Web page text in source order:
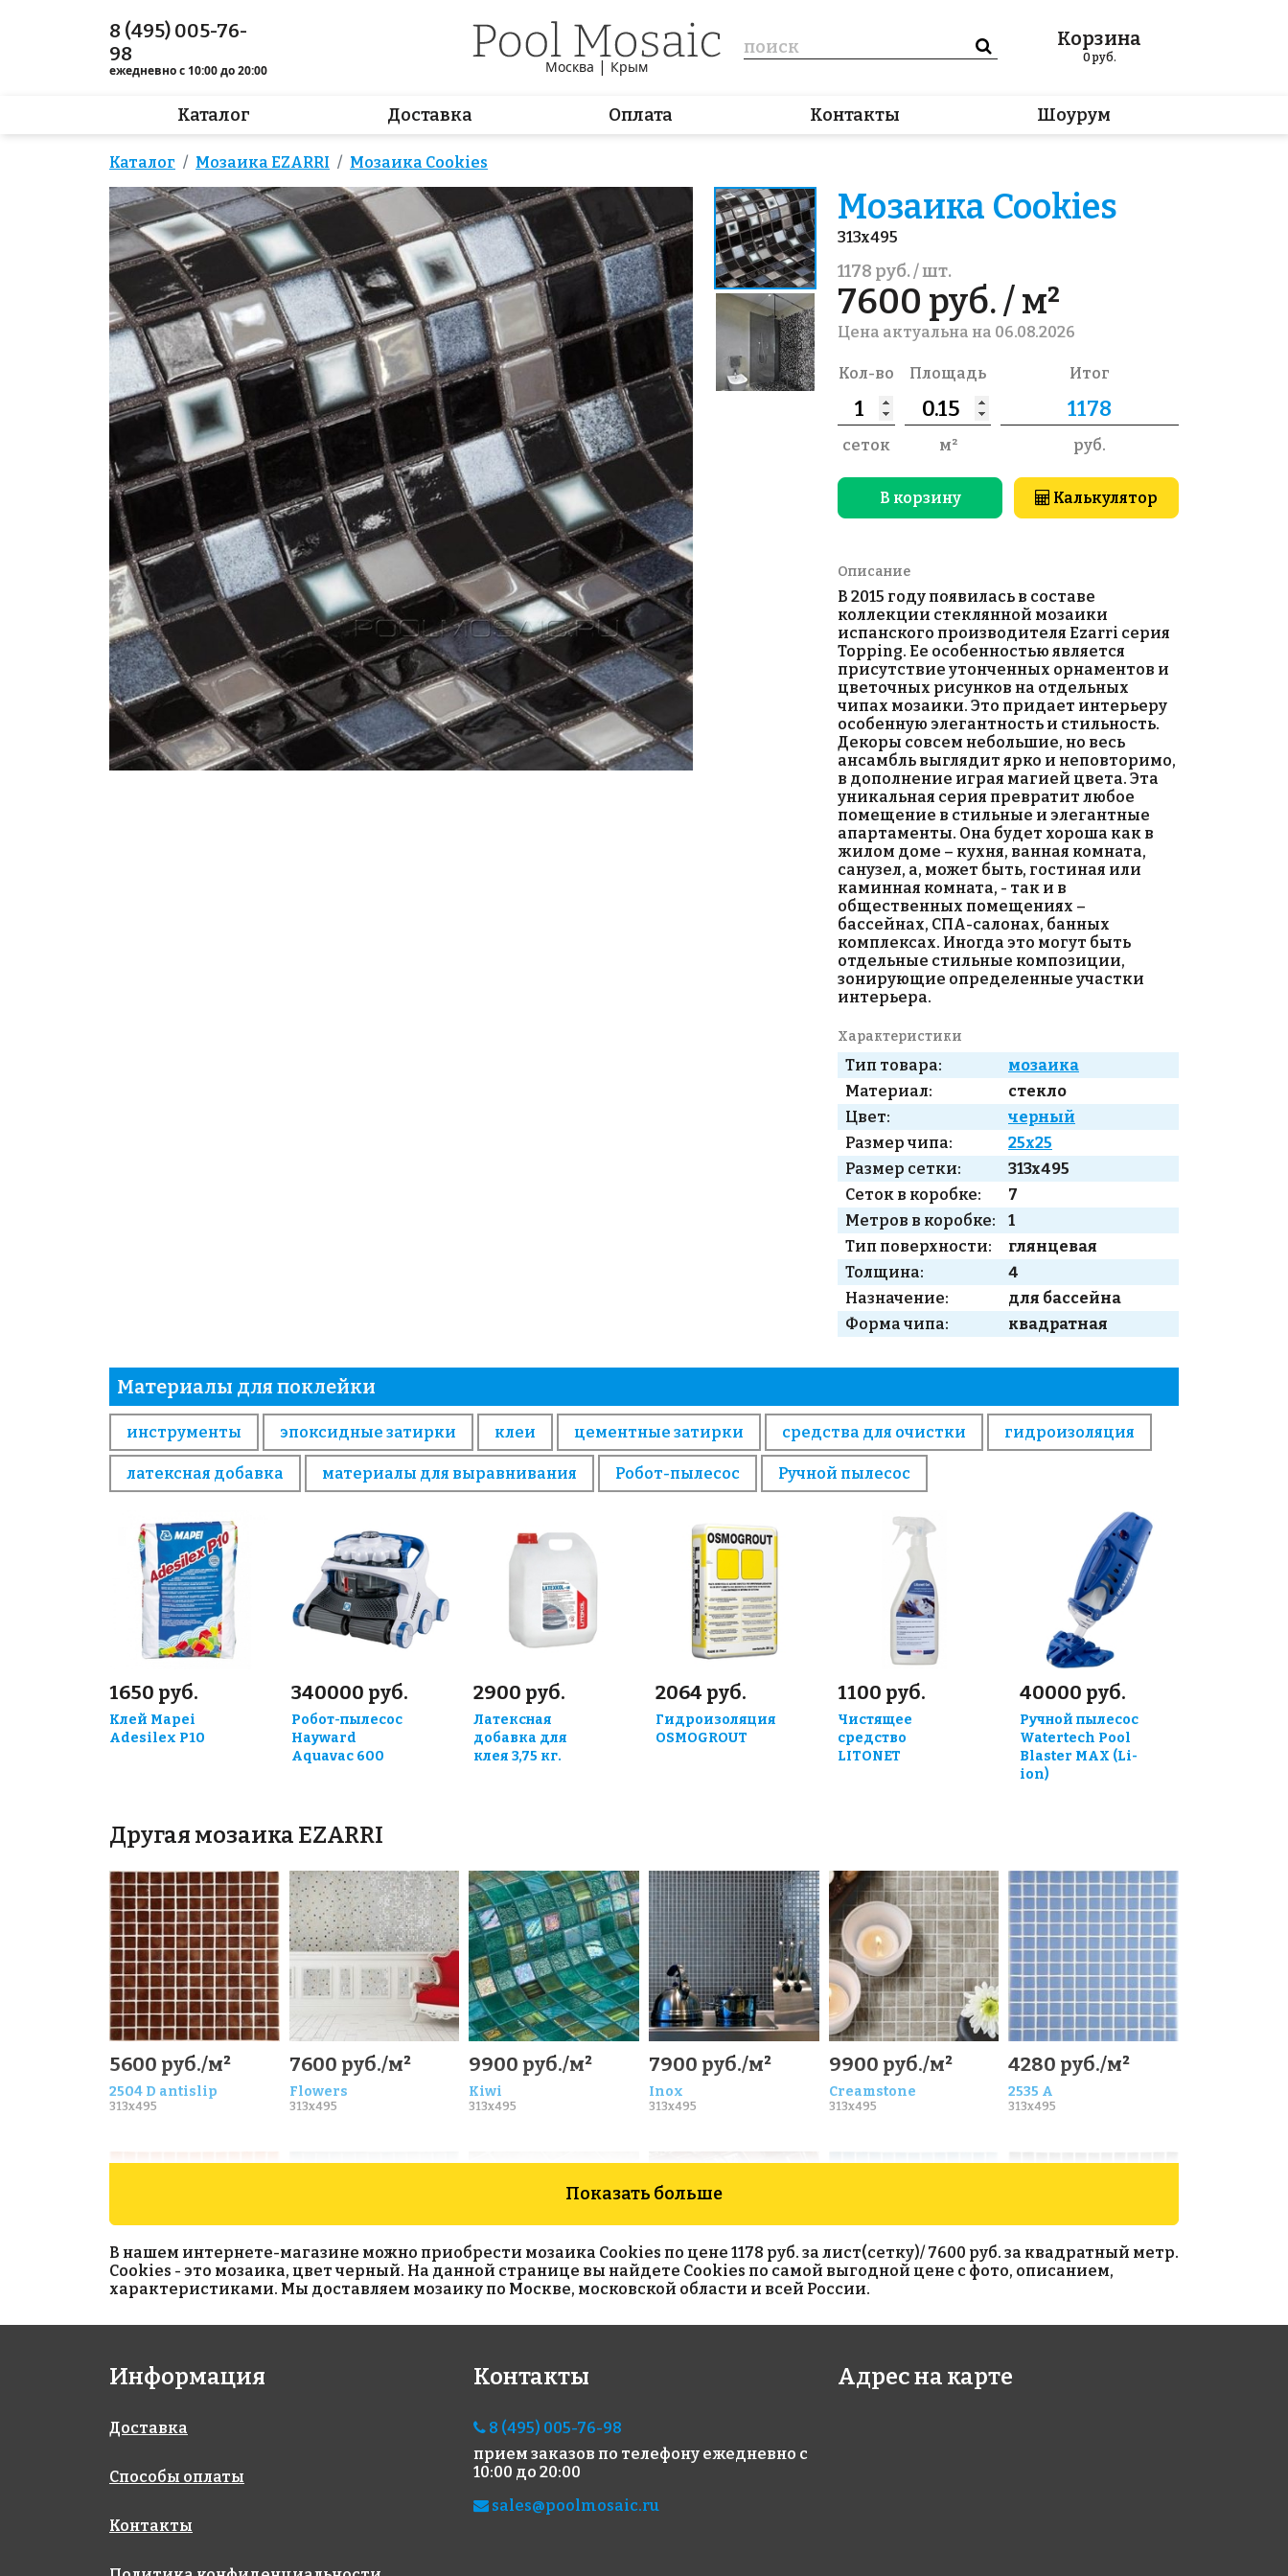
8 (495) 005-76-
98
ежедневно с 10:00 до 20:00 Москва | Крым
Корзина
0руб.
Каталог Доставка Оплата Контакты Шоурум
Каталог Мозаика EZARRI Мозаика Cookies
Мозаика Cookies
313x495
1178 руб. / шт.
7600 руб. / м²
Цена актуальна на 06.08.2026
Кол-во
сеток
Площадь
м²
Итог
руб.
В корзину Калькулятор
Описание
В 2015 году появилась в составе
коллекции стеклянной мозаики
испанского производителя Ezarri серия
Topping. Ее особенностью является
присутствие утонченных орнаментов и
цветочных рисунков на отдельных
чипах мозаики. Это придает интерьеру
особенную элегантность и стильность.
Декоры совсем небольшие, но весь
ансамбль выглядит ярко и неповторимо,
в дополнение играя магией цвета. Эта
уникальная серия превратит любое
помещение в стильные и элегантные
апартаменты. Она будет хороша как в
жилом доме – кухня, ванная комната,
санузел, а, может быть, гостиная или
каминная комната, - так и в
общественных помещениях –
бассейнах, СПА-салонах, банных
комплексах. Иногда это могут быть
отдельные стильные композиции,
зонирующие определенные участки
интерьера.
Характеристики
Тип товара:
мозаика
Материал:
стекло
Цвет:
черный
Размер чипа:
25x25
Размер сетки:
313x495
Сеток в коробке:
7
Метров в коробке:
1
Тип поверхности:
глянцевая
Толщина:
4
Назначение:
для бассейна
Форма чипа:
квадратная
Материалы для поклейки
инструменты эпоксидные затирки клеи цементные затирки средства для очистки гидроизоляция
латексная добавка материалы для выравнивания Робот-пылесос Ручной пылесос
1650 руб.
Клей Mapei
Adesilex P10
340000 руб.
Робот-пылесос
Hayward
Aquavac 600
2900 руб.
Латексная
добавка для
клея 3,75 кг.
2064 руб.
Гидроизоляция
OSMOGROUT
1100 руб.
Чистящее
средство
LITONET
40000 руб.
Ручной пылесос
Watertech Pool
Blaster MAX (Li-
ion)
Другая мозаика EZARRI
5600 руб./м²
2504 D antislip
313x495
7600 руб./м²
Flowers
313x495
9900 руб./м²
Kiwi
313x495
7900 руб./м²
Inox
313x495
9900 руб./м²
Creamstone
313x495
4280 руб./м²
2535 А
313x495
2538 D
313x495
Ash 50
365x365
2510 A
313x495
2516 B antislip
313x495
Показать больше
В нашем интернете-магазине можно приобрести мозаика Cookies по цене 1178 руб. за лист(сетку)/ 7600 руб. за квадратный метр.
Cookies - это мозаика, цвет черный. На данной странице вы найдете Cookies по самой выгодной цене с фото, описанием,
характеристиками. Мы доставляем мозаику по Москве, московской области и всей России.
Информация
Доставка
Способы оплаты
Контакты
Контакты
8 (495) 005-76-98
прием заказов по телефону ежедневно с
10:00 до 20:00
sales@poolmosaic.ru
Адрес на карте